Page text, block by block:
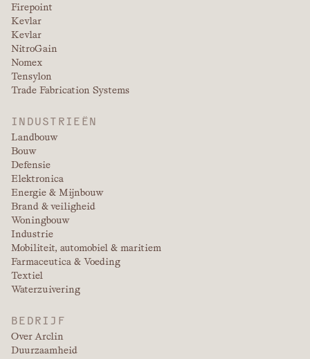
Firepoint
Kevlar
Kevlar
NitroGain
Nomex
Tensylon
Trade Fabrication Systems
INDUSTRIEËN
Landbouw
Bouw
Defensie
Elektronica
Energie & Mijnbouw
Brand & veiligheid
Woningbouw
Industrie
Mobiliteit, automobiel & maritiem
Farmaceutica & Voeding
Textiel
Waterzuivering
BEDRIJF
Over Arclin
Duurzaamheid